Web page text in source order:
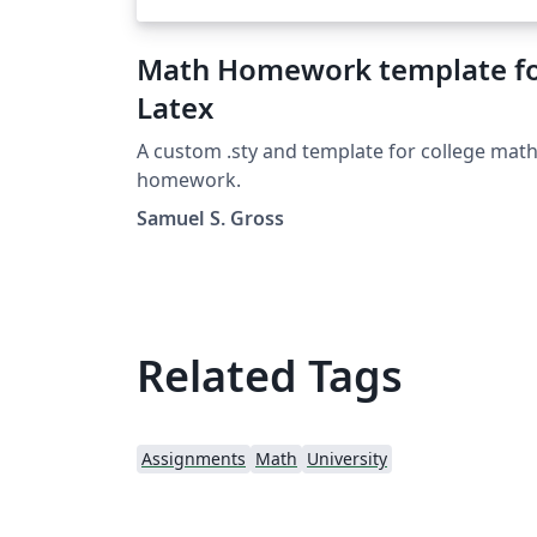
Math Homework template
Latex
A custom .sty and template for college math
homework.
Samuel S. Gross
Related Tags
Assignments Math University